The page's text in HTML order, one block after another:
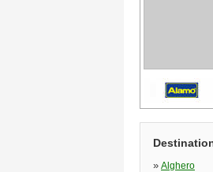
» Alghero